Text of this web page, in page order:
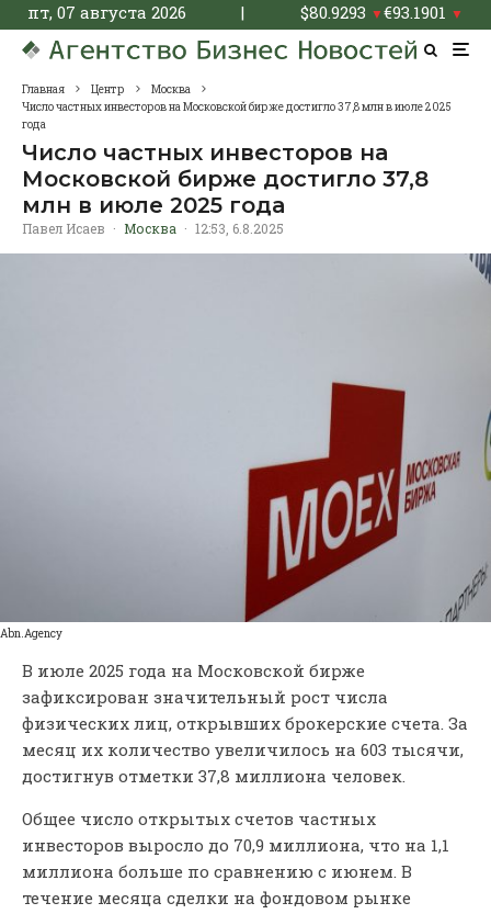
пт, 07 августа 2026 | $80.9293 ▼€93.1901 ▼
Главная Центр
Москва
Число частных инвесторов на Московской бирже достигло 37,8 млн в июле 2025
года
Число частных инвесторов на
Московской бирже достигло 37,8
млн в июле 2025 года
Павел Исаев · Москва · 12:53, 6.8.2025
Abn.Agency
В июле 2025 года на Московской бирже
зафиксирован значительный рост числа
физических лиц, открывших брокерские счета. За
месяц их количество увеличилось на 603 тысячи,
достигнув отметки 37,8 миллиона человек.
Общее число открытых счетов частных
инвесторов выросло до 70,9 миллиона, что на 1,1
миллиона больше по сравнению с июнем. В
течение месяца сделки на фондовом рынке